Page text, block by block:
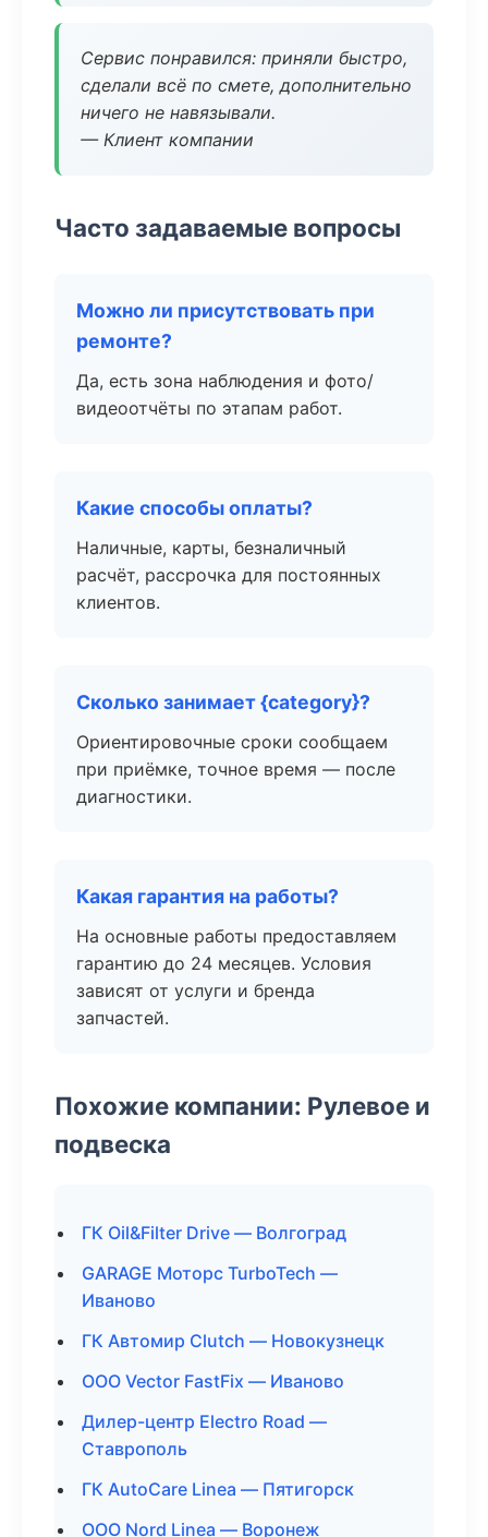
Сервис понравился: приняли быстро,
сделали всё по смете, дополнительно
ничего не навязывали.
— Клиент компании
Часто задаваемые вопросы
Можно ли присутствовать при
ремонте?
Да, есть зона наблюдения и фото/
видеоотчёты по этапам работ.
Какие способы оплаты?
Наличные, карты, безналичный
расчёт, рассрочка для постоянных
клиентов.
Сколько занимает {category}?
Ориентировочные сроки сообщаем
при приёмке, точное время — после
диагностики.
Какая гарантия на работы?
На основные работы предоставляем
гарантию до 24 месяцев. Условия
зависят от услуги и бренда
запчастей.
Похожие компании: Рулевое и
подвеска
ГК Oil&Filter Drive — Волгоград
GARAGE Моторс TurboTech —
Иваново
ГК Автомир Clutch — Новокузнецк
ООО Vector FastFix — Иваново
Дилер-центр Electro Road —
Ставрополь
ГК AutoCare Linea — Пятигорск
ООО Nord Linea — Воронеж